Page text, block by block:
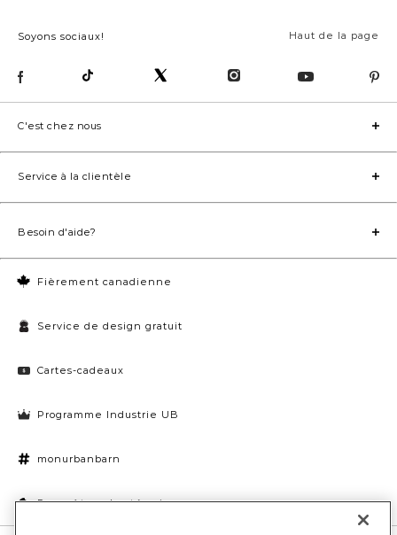
Haut de la page
Soyons sociaux!
Fièrement canadienne
Service de design gratuit
Cartes-cadeaux
Programme Industrie UB
monurbanbarn
Paramètres des témoins
C'est chez nous
Service à la clientèle
Besoin d'aide?